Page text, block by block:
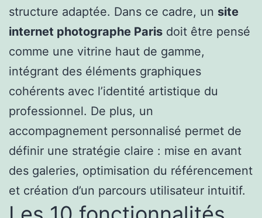
structure adaptée. Dans ce cadre, un site
internet photographe Paris doit être pensé
comme une vitrine haut de gamme,
intégrant des éléments graphiques
cohérents avec l’identité artistique du
professionnel. De plus, un
accompagnement personnalisé permet de
définir une stratégie claire : mise en avant
des galeries, optimisation du référencement
et création d’un parcours utilisateur intuitif.